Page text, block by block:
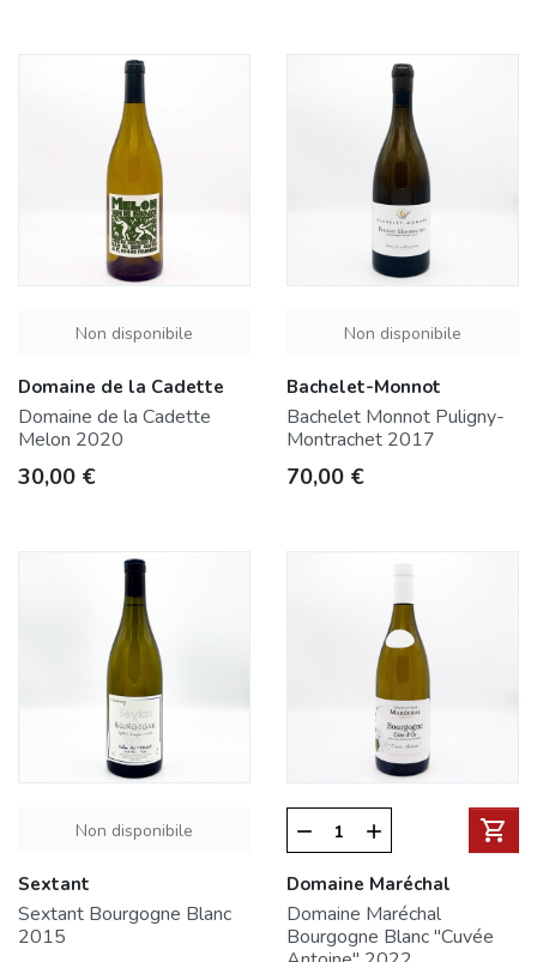
Non disponibile
Domaine de la Cadette
Domaine de la Cadette
Melon 2020
Prezzo
30,00 €
Non disponibile
Bachelet-Monnot
Bachelet Monnot Puligny-
Montrachet 2017
Prezzo
70,00 €
Non disponibile
Sextant
Sextant Bourgogne Blanc
2015
remove add shopping_cart
Domaine Maréchal
Domaine Maréchal
Bourgogne Blanc "Cuvée